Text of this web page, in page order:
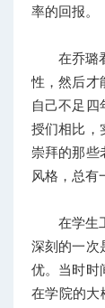
率的回报。
在乔璐
性，然后才
自己不足四
授们相比，
崇拜的那些
风格，总有
在学生
深刻的一次
优。当时时
在学院的大